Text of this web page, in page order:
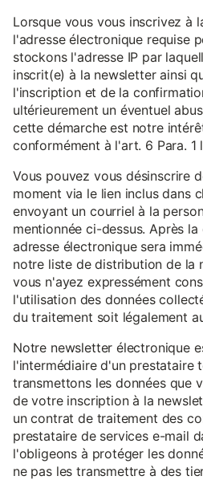
Lorsque vous vous inscrivez à
l'adresse électronique requise
stockons l'adresse IP par
inscrit(e) à la newsletter ainsi
l'inscription et de la
ultérieurement un éventuel
cette démarche est notre
conformément à l'art. 6 Para. 1
Vous pouvez vous désinscrire
moment via le lien inclus dans
envoyant un courriel à la
mentionnée ci-dessus. Après
adresse électronique sera
notre liste de distribution de la
vous n'ayez expressément
l'utilisation des données
du traitement soit légalement
Notre newsletter électronique
l'intermédiaire d'un prestataire
transmettons les données que
de votre inscription à la
un contrat de traitement des
prestataire de services e-mail
l'obligeons à protéger les
ne pas les transmettre à des